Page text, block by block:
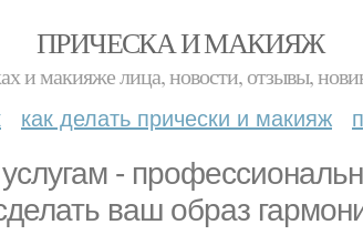
ПРИЧЕСКА И МАКИЯЖ
и макияже лица, новости, отзывы,
как делать прически и макияж
-
ваш образ